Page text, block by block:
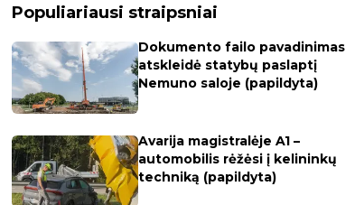
Populiariausi straipsniai
Dokumento failo pavadinimas
atskleidė statybų paslaptį
Nemuno saloje (papildyta)
Avarija magistralėje A1 –
automobilis rėžėsi į kelininkų
techniką (papildyta)